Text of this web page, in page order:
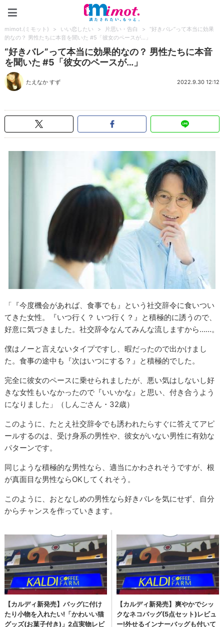
mimot.(ミモット) > いい恋したい > 片思い・告白 >
“好きバレ”って本当に効果
的なの？ 男性たちに本音を聞いた #5「彼女のペースが…」
“好きバレ”って本当に効果的なの？ 男性たちに本音
を聞いた #5「彼女のペースが…」
たえなか すず 2022.9.30 12:12
「『今度機会があれば、食事でも』という社交辞令に食いつい
てきた女性。『いつ行く？ いつ行く？』と積極的に誘うので、
好意に気づきました。社交辞令なんてみんな流しますから……。
僕はノーと言えないタイプですし、暇だったので出かけまし
た。食事の途中も『次はいつにする？』と積極的でした。
完全に彼女のペースに乗せられましたが、悪い気はしないし好
きな女性もいなかったので『いいかな』と思い、付き合うよう
になりました」（しんごさん・32歳）
このように、たとえ社交辞令でも誘われたらすぐに答えてアピ
ールするのは、受け身系の男性や、彼女がいない男性に有効な
パターンです。
同じような積極的な男性なら、適当にかわされそうですが、根
が真面目な男性ならOKしてくれそう。
このように、おとなしめの男性なら好きバレを気にせず、自分
からチャンスを作っていきます。